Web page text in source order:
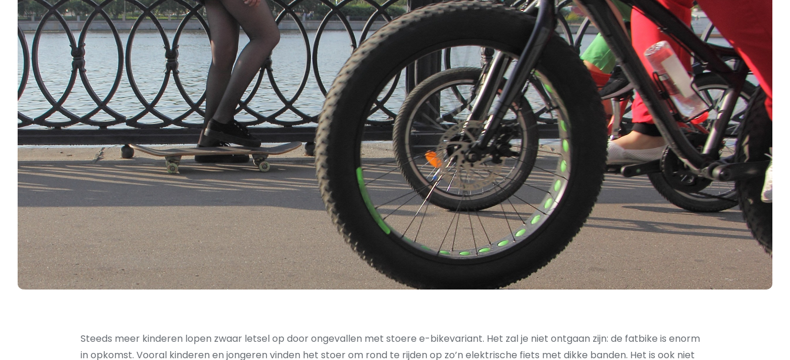
Steeds meer kinderen lopen zwaar letsel op door ongevallen met stoere e-bikevariant. Het zal je niet ontgaan zijn: de fatbike is enorm
in opkomst. Vooral kinderen en jongeren vinden het stoer om rond te rijden op zo’n elektrische fiets met dikke banden. Het is ook niet